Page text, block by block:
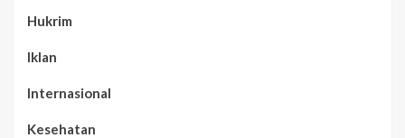
Hukrim
Iklan
Internasional
Kesehatan